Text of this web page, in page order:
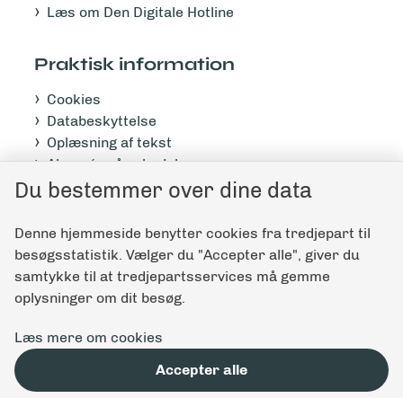
Læs om Den Digitale Hotline
Praktisk information
Cookies
Databeskyttelse
Oplæsning af tekst
Abonnér på nyhedsbrev
Tilgængelighedserklæring
Giv feedback til denne side
Du bestemmer over dine data
Denne hjemmeside benytter cookies fra tredjepart til
besøgsstatistik. Vælger du "Accepter alle", giver du
samtykke til at tredjepartsservices må gemme
oplysninger om dit besøg.
Læs mere om cookies
Accepter alle